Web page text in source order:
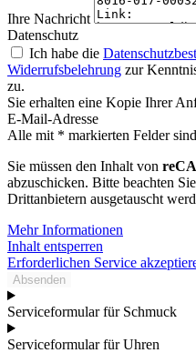
Ihre Nachricht
Datenschutz
Ich habe die
Widerrufsbelehrung zur
zu.
Sie erhalten eine Kopie Ihrer
E-Mail-Adresse
Alle mit * markierten Felder
Sie müssen den Inhalt von
abzuschicken. Bitte beachten
Drittanbietern ausgetauscht
Mehr Informationen
Inhalt entsperren
Erforderlichen Service
Absenden
Serviceformular für Schmuck
Serviceformular für Uhren